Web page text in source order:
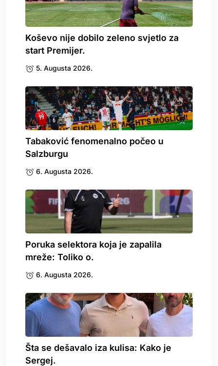
Koševo nije dobilo zeleno svjetlo za
start Premijer.
5. Augusta 2026.
Tabaković fenomenalno počeo u
Salzburgu
6. Augusta 2026.
Poruka selektora koja je zapalila
mreže: Toliko o.
6. Augusta 2026.
Šta se dešavalo iza kulisa: Kako je
Sergej.